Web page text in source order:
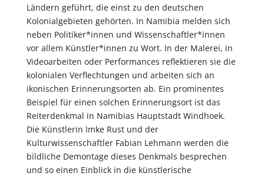
Ländern geführt, die einst zu den deutschen
Kolonialgebieten gehörten. In Namibia melden sich
neben Politiker*innen und Wissenschaftler*innen
vor allem Künstler*innen zu Wort. In der Malerei, in
Videoarbeiten oder Performances reflektieren sie die
kolonialen Verflechtungen und arbeiten sich an
ikonischen Erinnerungsorten ab. Ein prominentes
Beispiel für einen solchen Erinnerungsort ist das
Reiterdenkmal in Namibias Hauptstadt Windhoek.
Die Künstlerin Imke Rust und der
Kulturwissenschaftler Fabian Lehmann werden die
bildliche Demontage dieses Denkmals besprechen
und so einen Einblick in die künstlerische